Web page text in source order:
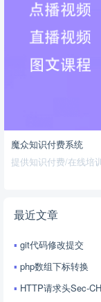
魔众知识付费系统
提供知识付费/在线培
最近文章
git代码修改提交
php数组下标转换
HTTP请求头Sec-